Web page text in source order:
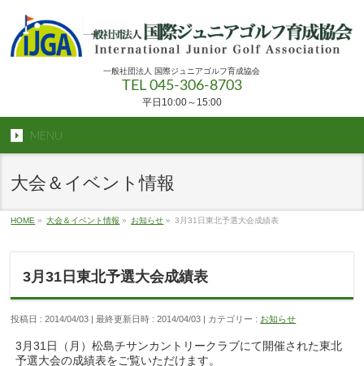
一般社団法人 国際ジュニアゴルフ育成協会
TEL 045-306-8703
平日10:00～15:00
MENU
大会＆イベント情報
HOME » 大会＆イベント情報 » お知らせ » 3月31日東北予選大会成績表
3月31日東北予選大会成績表
投稿日 : 2014/04/03 最終更新日時 : 2014/04/03 カテゴリー : お知らせ
3月31日（月）松島チサンカントリークラブにて開催された東北
予選大会の成績表をご覧いただけます。